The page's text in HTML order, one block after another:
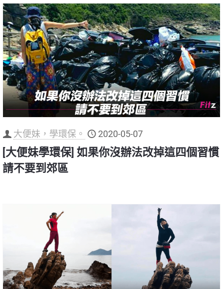
大便妹，學環保。 2020-05-07
[大便妹學環保] 如果你沒辦法改掉這四個習慣
請不要到郊區